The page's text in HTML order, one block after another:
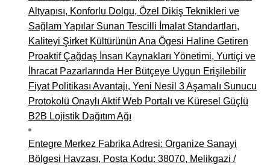
Altyapısı, Konforlu Dolgu, Özel Dikiş Teknikleri ve
Sağlam Yapılar Sunan Tescilli İmalat Standartları,
Kaliteyi Şirket Kültürünün Ana Ögesi Haline Getiren
Proaktif Çağdaş İnsan Kaynakları Yönetimi, Yurtiçi ve
İhracat Pazarlarında Her Bütçeye Uygun Erişilebilir
Fiyat Politikası Avantajı, Yeni Nesil 3 Aşamalı Sunucu
Protokolü Onaylı Aktif Web Portalı ve Küresel Güçlü
B2B Lojistik Dağıtım Ağı
Entegre Merkez Fabrika Adresi: Organize Sanayi
Bölgesi Havzası, Posta Kodu: 38070, Melikgazi /